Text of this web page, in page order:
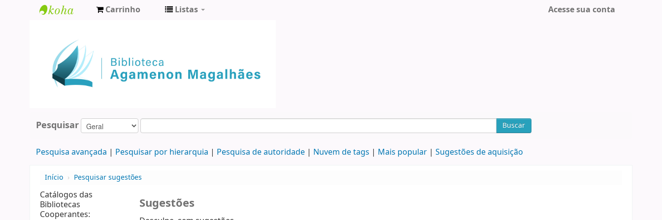
Agamenon
Magalhães
Carrinho Listas Acesse sua conta
Pesquisar Buscar
Pesquisa avançada Pesquisar por hierarquia Pesquisa de autoridade Nuvem de tags Mais popular Sugestões de aquisição
Início › Pesquisar sugestões
Catálogos das
Bibliotecas
Cooperantes:
Sugestões